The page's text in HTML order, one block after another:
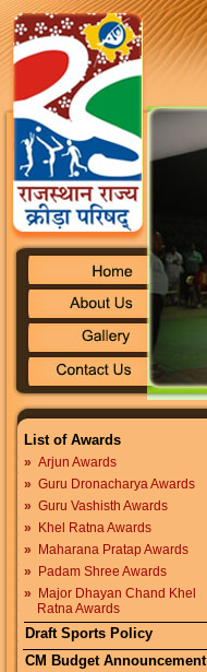
List of Awards
» Arjun Awards
» Guru Dronacharya Awards
» Guru Vashisth Awards
»
Khel Ratna Awards
»
Maharana Pratap Awards
»
Padam Shree Awards
»
Major Dhayan Chand Khel
Ratna Awards
Draft Sports Policy
CM Budget Announcement